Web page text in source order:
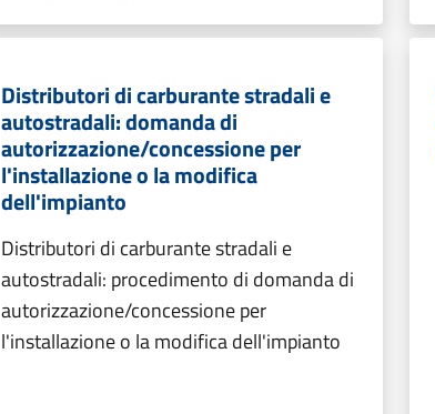
Distributori di carburante stradali e
autostradali: domanda di
autorizzazione/concessione per
l'installazione o la modifica
dell'impianto
Distributori di carburante stradali e
autostradali: procedimento di domanda di
autorizzazione/concessione per
l'installazione o la modifica dell'impianto